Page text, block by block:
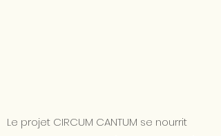
Le projet CIRCUM CANTUM se nourrit